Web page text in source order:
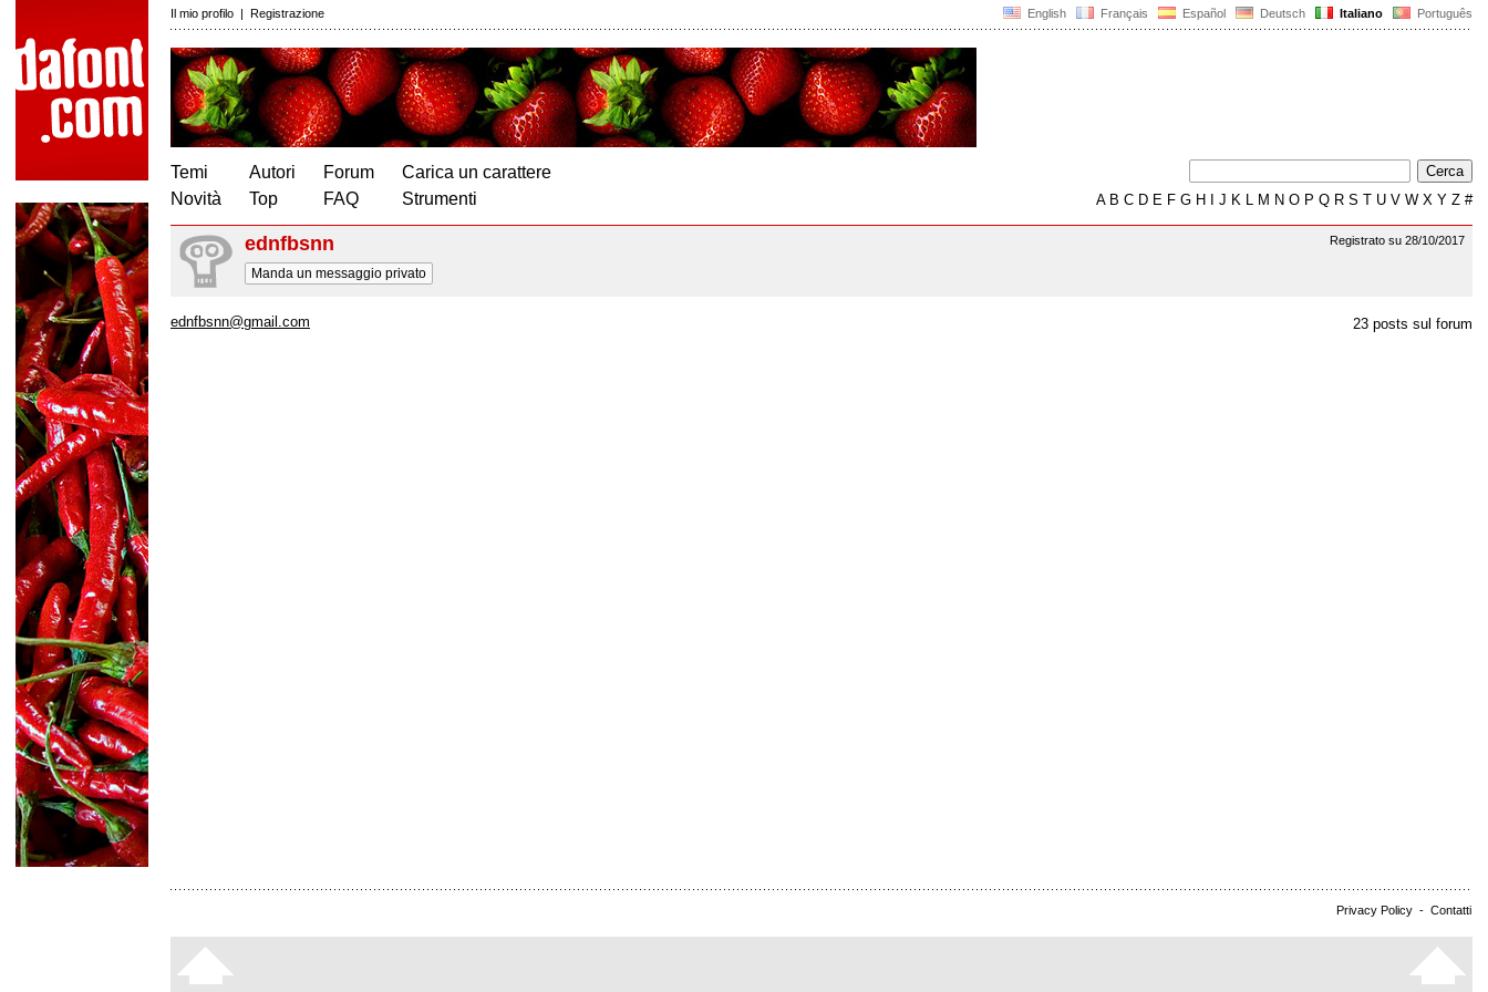
English Français Español Deutsch Italiano Português
Il mio profilo | Registrazione
Temi
Novità
Autori
Top
Forum
FAQ
Carica un carattere
Strumenti
AB C D E F G H J K L M N O P Q R S T U V W X Y Z #
Registrato su 28/10/2017
ednfbsnn
Manda un messaggio privato
23 posts sul forum
ednfbsnn@gmail.com
Privacy Policy - Contatti